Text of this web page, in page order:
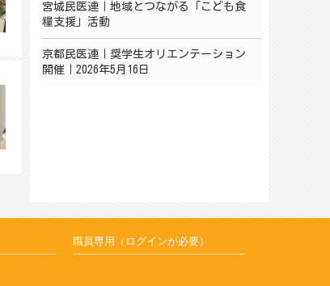
宮城民医連｜地域とつながる「こども食
糧支援」活動
京都民医連｜奨学生オリエンテーション
開催｜2026年5月16日
職員専用（ログインが必要）